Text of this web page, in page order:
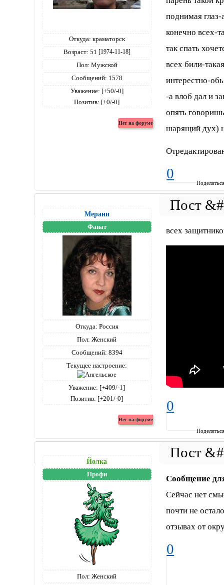
Откуда: краматорск
Возраст: 51 [1974-11-18]
Пол: Мужской
Сообщений: 1578
Уважение: [+50/-0]
Позитив: [+0/-0]
поднимая
конечно всех-
так спать
всех били-
интерестно-
-а влоб дал и
опять
шарящий дух)
0
Мерани
Фанат
Откуда: Россия
Пол: Женский
Сообщений: 8394
Текущее настроение:
Уважение: [+409/-1]
Позитив: [+201/-0]
всех
0
Йолка
Профи
Пол: Женский
Сообщение
Сейчас нет
почти не
отзывах от
0